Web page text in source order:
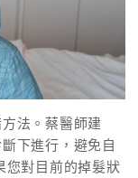
法。蔡醫師建
下進行，避免自
您對目前的掉髮狀